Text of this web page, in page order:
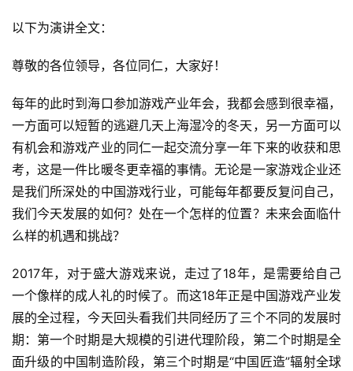
以下为演讲全文：
尊敬的各位领导，各位同仁，大家好！
每年的此时到海口参加游戏产业年会，我都会感到很幸福，
一方面可以短暂的逃避几天上海湿冷的冬天，另一方面可以
有机会和游戏产业的同仁一起交流分享一年下来的收获和思
考，这是一件比暖冬更幸福的事情。无论是一家游戏企业还
是我们所深处的中国游戏行业，可能每年都要反复问自己，
我们今天发展的如何？处在一个怎样的位置？未来会面临什
么样的机遇和挑战？
2017年，对于盛大游戏来说，走过了18年，是需要给自己
一个像样的成人礼的时候了。而这18年正是中国游戏产业发
展的全过程，今天回头看我们共同经历了三个不同的发展时
期：第一个时期是大规模的引进代理阶段，第二个时期是全
面升级的中国制造阶段，第三个时期是“中国匠造”辐射全球